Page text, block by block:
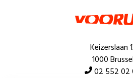
Keizerslaan
1000 Brussel
02 552 02